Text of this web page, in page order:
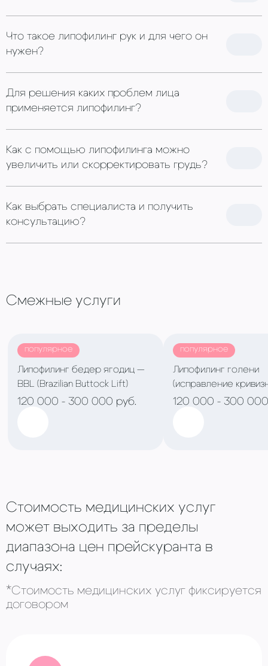
Что такое липофилинг рук и для чего он
нужен?
Для решения каких проблем лица
применяется липофилинг?
признаков старения: горизонтальные
линий;
Придания объема впалым скулам,
периорбитальной области, щекам,
подбородку;
Восстановления контура лица в результате
Как с помощью липофилинга можно
увеличить или скорректировать грудь?
маленький размер груди;
асимметрия грудных желез;
«выращивание» груди после мастэктомии.
Как выбрать специалиста и получить
консультацию?
Смежные услуги
популярное
Липофилинг бедер ягодиц —
BBL (Brazilian Buttock Lift)
120 000 - 300 000 руб.
популярное
Липофилинг голени
(исправление
120 000 - 300
Стоимость медицинских услуг
может выходить за пределы
диапазона цен прейскуранта в
случаях:
*Стоимость медицинских услуг фиксируется
договором